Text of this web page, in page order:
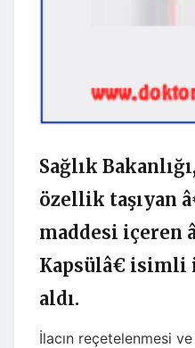
Sağlık
özellik taşıyan
maddesi içeren
Kapsülâ€ isimli
aldı.
İlacın reçetelenmesi ve